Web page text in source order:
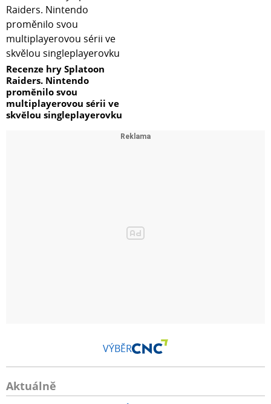
Recenze hry Splatoon
Raiders. Nintendo
proměnilo svou
multiplayerovou sérii ve
skvělou singleplayerovku
VÝBĚR
Aktuálně